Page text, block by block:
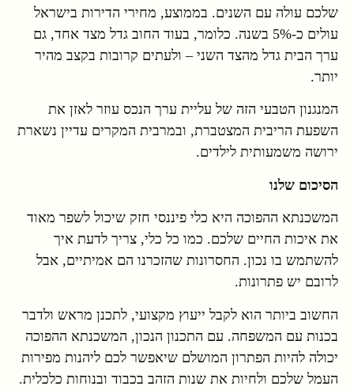
שלכם עולה עם השנים. בממוצע, מחירי הדירות בישראל
עולים כ-5% בשנה. כלומר, בעוד החוב גדל מצד אחד, גם
ערך הבית גדל מהצד השני – ולעתים קרובות בקצב מהיר
יותר.
המנגנון הטבעי הזה של עליית ערך הנכס עוזר לאזן את
השפעת הריבית המצטברת, ובמרבית המקרים עדיין נשארת
ירושה משמעותית לילדים.
הסיכום שלנו
המשכנתא ההפוכה היא כלי פיננסי חזק שיכול לשפר מאוד
את איכות החיים שלכם. כמו כל כלי, צריך לדעת איך
להשתמש בו נכון. החסרונות שהזכרנו הם אמיתיים, אבל
לרובם יש פתרונות.
החשוב ביותר הוא לקבל ייעוץ מקצועי, לתכנן מראש ולדבר
בכנות עם המשפחה. עם התכנון הנכון, המשכנתא ההפוכה
יכולה להיות הפתרון המושלם שיאפשר לכם ליהנות מפירות
העמל שלכם ולחיות את שנות הזהב בכבוד ובנוחות כלכלית.